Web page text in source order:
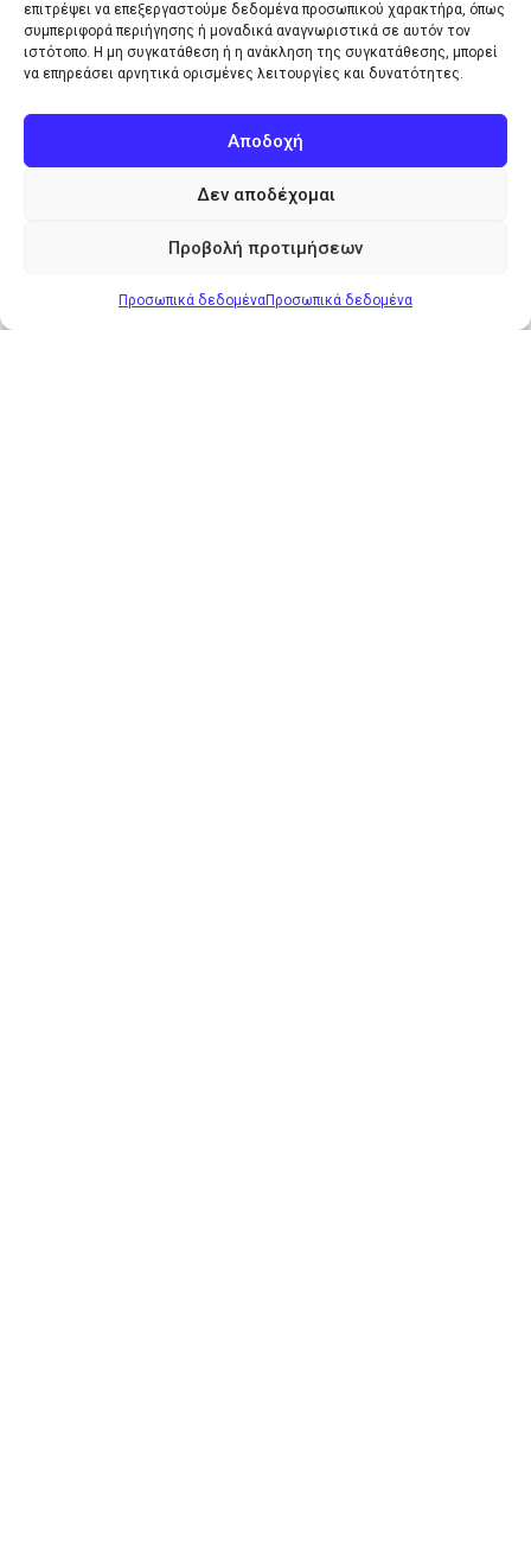
επιτρέψει να επεξεργαστούμε δεδομένα προσωπικού χαρακτήρα, όπως
συμπεριφορά περιήγησης ή μοναδικά αναγνωριστικά σε αυτόν τον
ιστότοπο. Η μη συγκατάθεση ή η ανάκληση της συγκατάθεσης, μπορεί
να επηρεάσει αρνητικά ορισμένες λειτουργίες και δυνατότητες.
Αποδοχή
Δεν αποδέχομαι
Προβολή προτιμήσεων
Προσωπικά δεδομέναΠροσωπικά δεδομένα
Μεγάλος δείκτης Απόσταση γραμμάτων